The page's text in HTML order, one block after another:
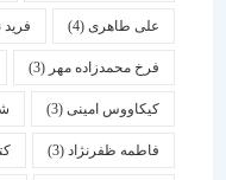
علی طاهری(4) فرید نائینی(3)
فرخ محمدزاده مهر(3) امید
کیکاووس امینی(3) شهاب
فاطمه ظفرنژاد(3) کتایون